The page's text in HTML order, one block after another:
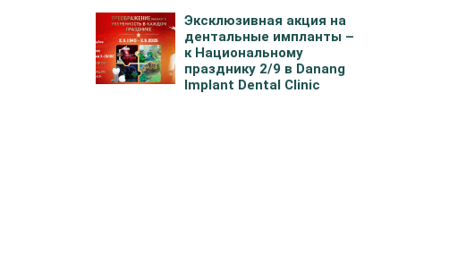
Эксклюзивная акция на
дентальные импланты –
к Национальному
празднику 2/9 в Danang
Implant Dental Clinic